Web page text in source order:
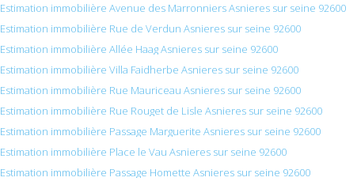
Estimation immobilière Avenue des Marronniers Asnieres sur seine 92600
Estimation immobilière Rue de Verdun Asnieres sur seine 92600
Estimation immobilière Allée Haag Asnieres sur seine 92600
Estimation immobilière Villa Faidherbe Asnieres sur seine 92600
Estimation immobilière Rue Mauriceau Asnieres sur seine 92600
Estimation immobilière Rue Rouget de Lisle Asnieres sur seine 92600
Estimation immobilière Passage Marguerite Asnieres sur seine 92600
Estimation immobilière Place le Vau Asnieres sur seine 92600
Estimation immobilière Passage Homette Asnieres sur seine 92600